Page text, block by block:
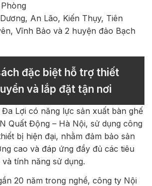
An Lão, Kiến Thụy, Tiên
Vĩnh Bảo và 2 huyện đảo Bạch
đặc biệt hỗ trợ thiết
và lắp đặt tận nơi
Lợi có năng lực sản xuất bàn ghế
Quất Động – Hà Nội, sử dụng công
bị hiện đại, nhằm đảm bảo sản
cao và đáp ứng đầy đủ các tiêu
tính năng sử dụng.
20 năm trong nghề, công ty Nội